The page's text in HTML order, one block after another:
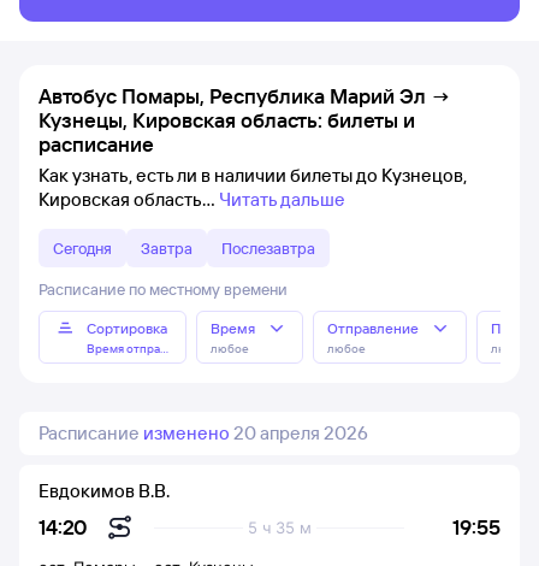
Автобус Помары, Республика Марий Эл →
Кузнецы, Кировская область: билеты и
расписание
Как узнать, есть ли в наличии билеты до Кузнецов,
Кировская область
Читать дальше
Сегодня Завтра Послезавтра
Расписание по местному времени
Сортировка
Время отправления
Время
любое
Отправление
любое любое
Расписание изменено 20 апреля 2026
14:20 19:55
5 ч 35 м
Евдокимов В.В.